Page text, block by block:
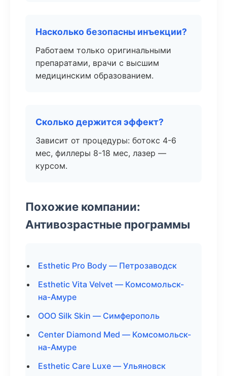
Насколько безопасны инъекции?
Работаем только оригинальными
препаратами, врачи с высшим
медицинским образованием.
Сколько держится эффект?
Зависит от процедуры: ботокс 4-6
мес, филлеры 8-18 мес, лазер —
курсом.
Похожие компании:
Антивозрастные программы
Esthetic Pro Body — Петрозаводск
Esthetic Vita Velvet — Комсомольск-
на-Амуре
ООО Silk Skin — Симферополь
Center Diamond Med — Комсомольск-
на-Амуре
Esthetic Care Luxe — Ульяновск